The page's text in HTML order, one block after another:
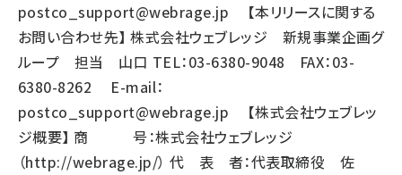
postco_support@webrage.jp 【本リリースに関する
お問い合わせ先】 株式会社ウェブレッジ 新規事業企画グ
ループ 担当 山口 TEL：03-6380-9048 FAX：03-
6380-8262 E-mail：
postco_support@webrage.jp 【株式会社ウェブレッ
ジ概要】 商 号：株式会社ウェブレッジ
（http://webrage.jp/） 代 表 者：代表取締役 佐